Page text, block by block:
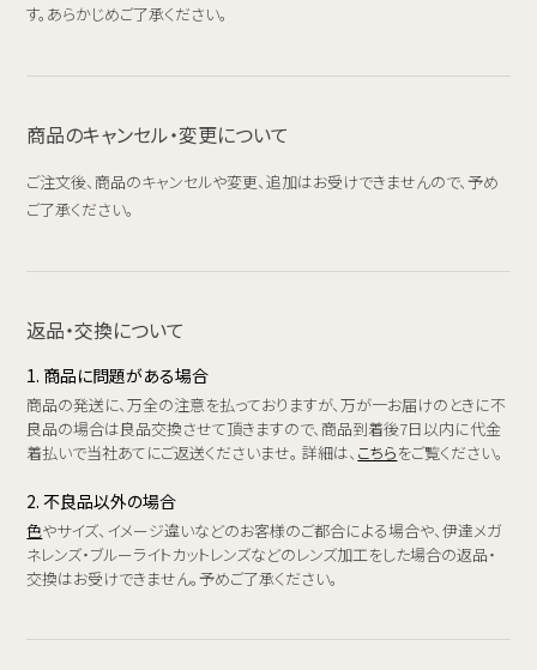
す。あらかじめご了承ください。
商品のキャンセル・変更について
ご注文後、商品のキャンセルや変更、追加はお受けできませんので、予め
ご了承ください。
返品・交換について
1. 商品に問題がある場合
商品の発送に、万全の注意を払っておりますが、万が一お届けのときに不
良品の場合は良品交換させて頂きますので、商品到着後7日以内に代金
着払いで当社あてにご返送くださいませ。 詳細は、 こちらをご覧ください。
2. 不良品以外の場合
色やサイズ、イメージ違いなどのお客様のご都合による場合や、伊達メガ
ネレンズ・ブルーライトカットレンズなどのレンズ加工をした場合の返品・
交換はお受けできません。予めご了承ください。